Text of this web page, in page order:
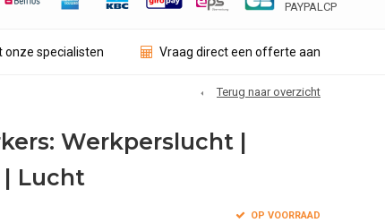
onze specialisten Vraag direct een offerte aan
Terug naar overzicht
Werkperslucht |
| Lucht
OP VOORRAAD